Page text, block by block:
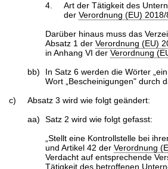
4.
Art der Tätigkeit des
derVerordnung (EU)
Darüber hinaus muss das
Absatz 1 derVerordnung (EU)
in Anhang VI derVerordnung
bb)
In Satz 6 werden die Wörter
Wort „Bescheinigungen" durch
c)
Absatz 3 wird wie folgt geändert:
aa)
Satz 2 wird wie folgt gefasst:
„Stellt eine Kontrollstelle bei
und Artikel 42 derVerordnung
Verdacht auf entsprechende
Tätigkeit des betroffenen